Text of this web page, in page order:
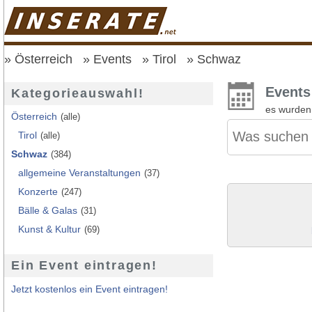
Österreich Events Tirol Schwaz
es
Kategorieauswahl!
Österreich (alle)
Tirol (alle)
Schwaz (384)
allgemeine Veranstaltungen (37)
Konzerte (247)
Bälle & Galas (31)
Kunst & Kultur (69)
Ein Event eintragen!
Jetzt kostenlos ein Event eintragen!